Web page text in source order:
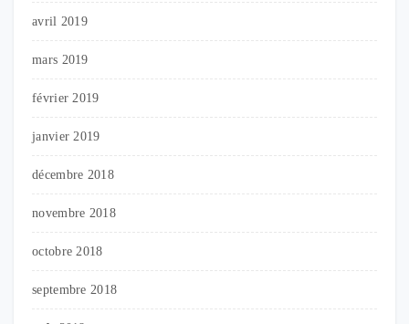
avril 2019
mars 2019
février 2019
janvier 2019
décembre 2018
novembre 2018
octobre 2018
septembre 2018